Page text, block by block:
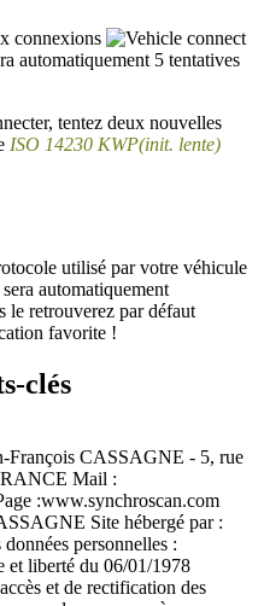
connexions
automatiquement 5 tentatives
tentez deux nouvelles
ISO 14230 KWP(init. lente)
utilisé par votre véhicule
automatiquement
retrouverez par défaut
favorite !
clés
François CASSAGNE - 5, rue
Mail :
:www.synchroscan.com
Site hébergé par :
personnelles :
et liberté du 06/01/1978
et de rectification des